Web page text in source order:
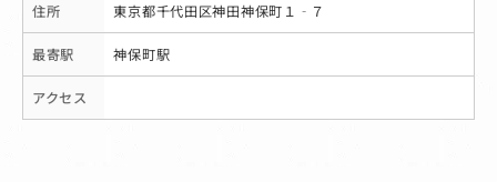
住所 東京都千代田区神田神保町１‐７
最寄駅 神保町駅
アクセス